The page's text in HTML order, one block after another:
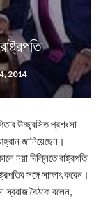
2014
উচ্ছ্বসিত প্রশংসা
জানিয়েছেন।
নয়া দিল্লিতে রাষ্ট্রপতি
সঙ্গে সাক্ষাৎ করেন।
স্বরাজ বৈঠকে বলেন,